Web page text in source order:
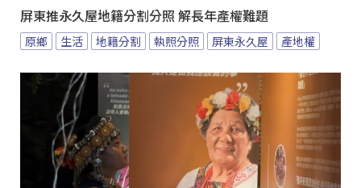
屏東推永久屋地籍分割分照 解長年產權難題
原鄉 生活 地籍分割 執照分照 屏東永久屋 產地權